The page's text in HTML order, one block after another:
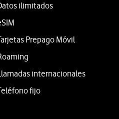
ilimitados
Prepago Móvil
internacionales
fijo